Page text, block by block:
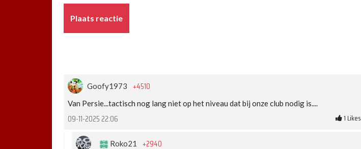
Plaats reactie
Goofy1973 +4510
Van Persie...tactisch nog lang niet op het niveau dat bij onze club nodig is....
09-11-2025 22:06 1 Likes
Roko21 +2940